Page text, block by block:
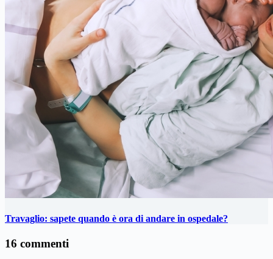
Travaglio: sapete quando è ora di andare in ospedale?
16 commenti